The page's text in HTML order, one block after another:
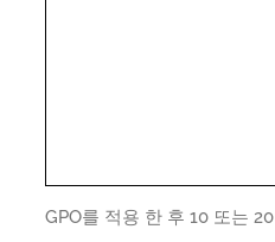
GPO를 적용 한 후 10 또는